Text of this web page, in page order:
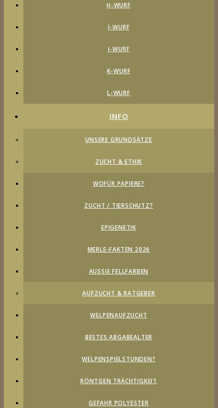
H-WURF
I-WURF
J-WURF
K-WURF
L-WURF
INFO
UNSERE GRUNDSÄTZE
ZUCHT & ETHIK
WOFÜR PAPIERE?
ZUCHT / TIERSCHUTZ?
EPIGENETIK
MERLE-FAKTEN 2026
AUSSIE FELLFARBEN
AUFZUCHT & RATGEBER
WELPENAUFZUCHT
BESTES ABGABEALTER
WELPENSPIELSTUNDEN?
RÖNTGEN TRÄCHTIGKEIT
GEFAHR POLYESTER